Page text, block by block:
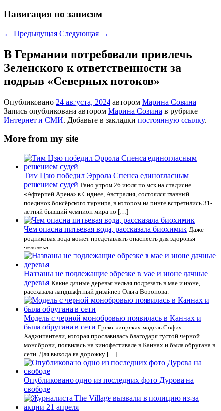
Навигация по записям
← Предыдущая Следующая →
В Германии потребовали привлечь
Зеленского к ответственности за
подрыв «Северных потоков»
Опубликовано 24 августа, 2024 автором Марина Совина
Запись опубликована автором Марина Совина в рубрике
Интернет и СМИ. Добавьте в закладки постоянную ссылку.
More from my site
Тим Цзю победил Эррола Спенса единогласным
решением судей Рано утром 26 июля по мск на стадионе
«Афтерпей Арена» в Сиднее, Австралия, состоялся главный
поединок боксёрского турнира, в котором на ринге встретились 31-
летний бывший чемпион мира по […]
Чем опасна питьевая вода, рассказала биохимик Даже
родниковая вода может представлять опасность для здоровья
человека.
Названы не подлежащие обрезке в мае и июне дачные
деревья Какие дачные деревья нельзя подрезать в мае и июне,
рассказала ландшафтный дизайнер Ольга Воронова.
Модель с черной монобровью появилась в Каннах и
была обругана в сети Греко-кипрская модель София
Хаджипантели, которая прославилась благодаря густой черной
моноброви, появилась на кинофестивале в Каннах и была обругана в
сети. Для выхода на дорожку […]
Опубликовано одно из последних фото Дурова на
свободе